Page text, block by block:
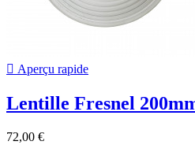
 Aperçu rapide
Lentille Fresnel
72,00 €